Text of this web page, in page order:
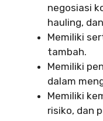
negosiasi
hauling,
Memiliki
tambah.
Memiliki
dalam
Memiliki
risiko, dan